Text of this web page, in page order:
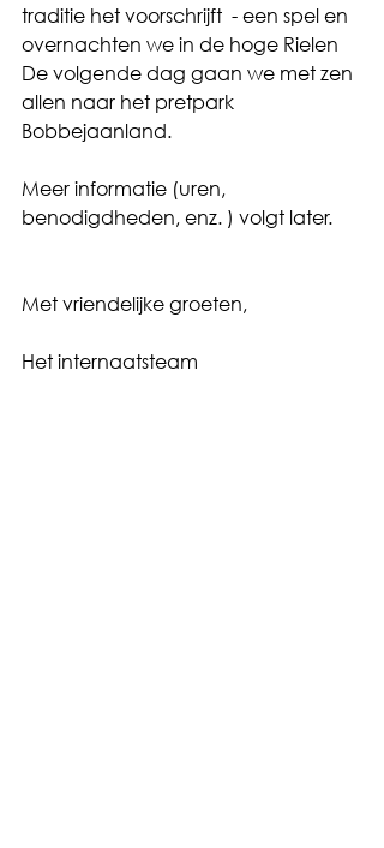
traditie het voorschrijft  - een spel en
overnachten we in de hoge Rielen
De volgende dag gaan we met zen
allen naar het pretpark
Bobbejaanland.
Meer informatie (uren,
benodigdheden, enz. ) volgt later.
Met vriendelijke groeten,
Het internaatsteam